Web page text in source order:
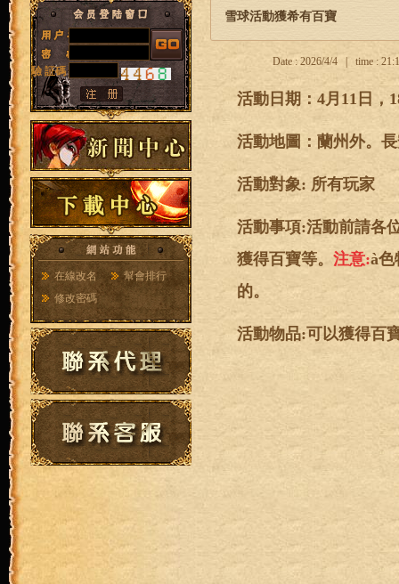
驗 証碼
在線改名
幫會排行
修改密碼
雪球活動獲希有百寶
Date : 2026/4/4 | time :
活動日期：4月11日，
活動地圖：蘭州外。
活動對象: 所有玩家
活動事項:活動前請各
獲得百寶等。 注意:à色
的。
活動物品:可以獲得百